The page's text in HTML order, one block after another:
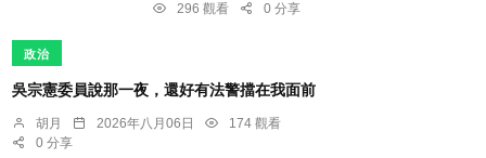
296 觀看
0 分享
政治
吳宗憲委員說那一夜，還好有法警擋在我面前
胡月 2026年八月06日
174 觀看
0 分享